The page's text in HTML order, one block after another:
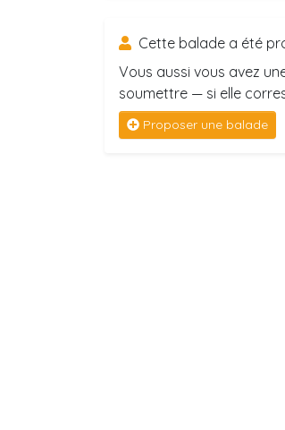
Cette balade a été
Vous aussi vous avez
soumettre — si elle
Proposer une balade